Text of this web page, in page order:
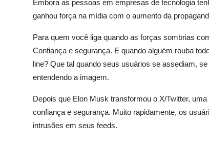
Embora as pessoas em empresas de tecnologia
ganhou força na mídia com o aumento da
Para quem você liga quando as forças sombrias
Confiança e segurança. E quando alguém rouba
line? Que tal quando seus usuários se assediam,
entendendo a imagem.
Depois que Elon Musk transformou o X/Twitter,
confiança e segurança. Muito rapidamente, os
intrusões em seus feeds.